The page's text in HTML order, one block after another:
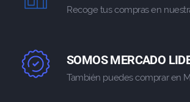
Recoge tus compras en
SOMOS MERCADO
También puedes comprar en